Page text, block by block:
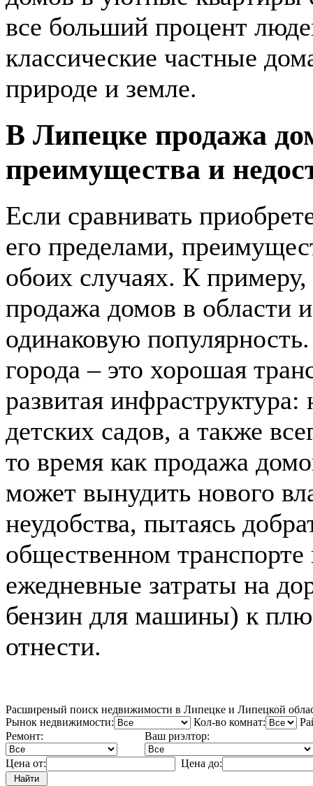
все больший процент
классические частные
природе и земле.
В Липецке продажа
преимущества и
Если сравнивать
его пределами,
обоих случаях. К
продажа домов в области
одинаковую
города – это хорошая
развитая
детских садов, а также
то время как продажа
может вынудить нового
неудобства, пытаясь
общественном
ежедневные затраты на
бензин для машины) к
отнести.
Расширеный поиск недвижимости в Липецке и Липецкой
Рынок недвижимости:
Кол-во комнат:
Ремонт:
Ваш риэлтор:
Цена от: Цена до: